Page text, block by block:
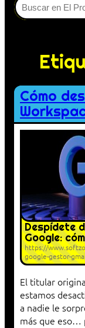
Cómo
Despídete
Google:
https://
google-gestor-
El titular
estamos
a nadie le
más que eso…